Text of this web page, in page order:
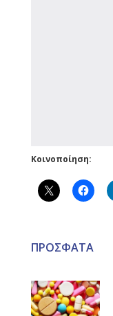
Κοινοποίηση:
ΠΡΟΣΦΑΤΑ